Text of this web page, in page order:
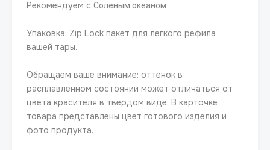
Рекомендуем с Соленым океаном
Упаковка: Zip Lock пакет для легкого рефила
вашей тары.
Обращаем ваше внимание: оттенок в
расплавленном состоянии может отличаться от
цвета красителя в твердом виде. В карточке
товара представлены цвет готового изделия и
фото продукта.